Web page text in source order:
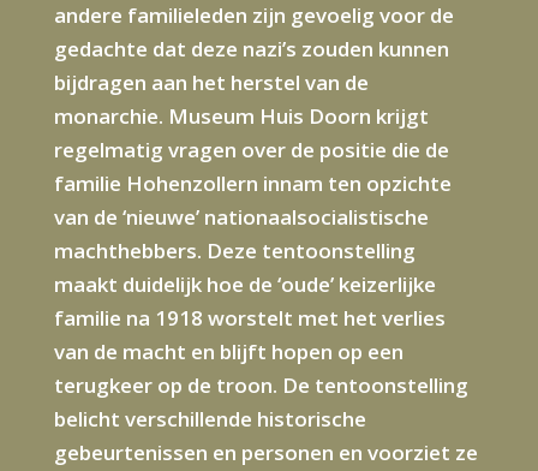
andere familieleden zijn gevoelig voor de
gedachte dat deze nazi’s zouden kunnen
bijdragen aan het herstel van de
monarchie. Museum Huis Doorn krijgt
regelmatig vragen over de positie die de
familie Hohenzollern innam ten opzichte
van de ‘nieuwe’ nationaalsocialistische
machthebbers. Deze tentoonstelling
maakt duidelijk hoe de ‘oude’ keizerlijke
familie na 1918 worstelt met het verlies
van de macht en blijft hopen op een
terugkeer op de troon. De tentoonstelling
belicht verschillende historische
gebeurtenissen en personen en voorziet ze